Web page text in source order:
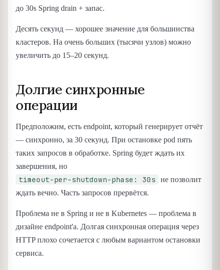
до 30s Spring drain + запас.
Десять секунд — хорошее значение для большинства
кластеров. На очень больших (тысячи узлов) можно
увеличить до 15–20 секунд.
Долгие синхронные
операции
Предположим, есть endpoint, который генерирует отчёт
— синхронно, за 30 секунд. При остановке pod пять
таких запросов в обработке. Spring будет ждать их
завершения, но
timeout-per-shutdown-phase: 30s
не позволит
ждать вечно. Часть запросов прервётся.
Проблема не в Spring и не в Kubernetes — проблема в
дизайне endpoint'а. Долгая синхронная операция через
HTTP плохо сочетается с любым вариантом остановки
сервиса.